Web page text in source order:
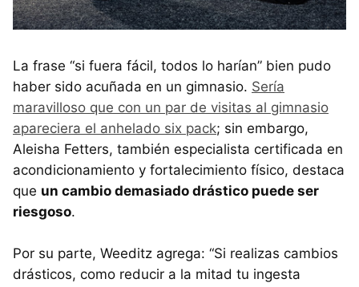
La frase “si fuera fácil, todos lo harían” bien pudo
haber sido acuñada en un gimnasio. Sería
maravilloso que con un par de visitas al gimnasio
apareciera el anhelado six pack; sin embargo,
Aleisha Fetters, también especialista certificada en
acondicionamiento y fortalecimiento físico, destaca
que un cambio demasiado drástico puede ser
riesgoso.
Por su parte, Weeditz agrega: “Si realizas cambios
drásticos, como reducir a la mitad tu ingesta